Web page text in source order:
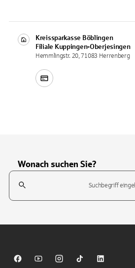
Kreissparkasse Böblingen
Filiale Kuppingen-Oberjesingen
Hemmlingstr. 20, 71083 Herrenberg
Wonach suchen Sie?
Suchfeld
Sparkasse auf Facebook
Sparkasse auf Youtube
Sparkasse auf Instagram
Sparkasse auf
Sparkasse